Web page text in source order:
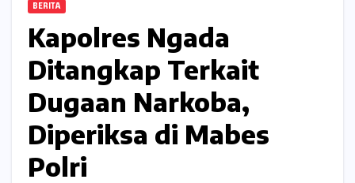
BERITA
Kapolres Ngada
Ditangkap Terkait
Dugaan Narkoba,
Diperiksa di Mabes
Polri